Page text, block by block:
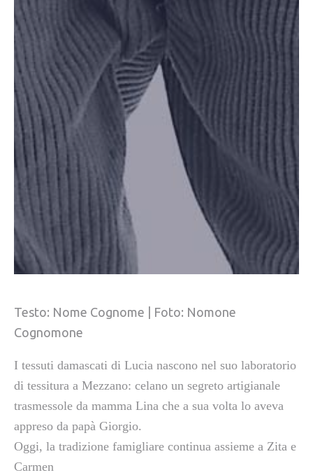
Testo: Nome Cognome | Foto: Nomone
Cognomone
I tessuti damascati di Lucia nascono nel suo laboratorio
di tessitura a Mezzano: celano un segreto artigianale
trasmessole da mamma Lina che a sua volta lo aveva
appreso da papà Giorgio.
Oggi, la tradizione famigliare continua assieme a Zita e
Carmen